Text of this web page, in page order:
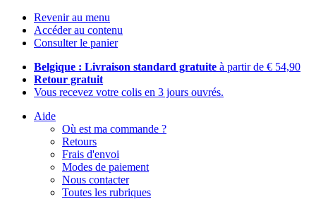
Revenir au menu
Accéder au contenu
Consulter le panier
Belgique : Livraison standard gratuite à partir de € 54,90
Retour gratuit
Vous recevez votre colis en 3 jours ouvrés.
Aide
Où est ma commande ?
Retours
Frais d'envoi
Modes de paiement
Nous contacter
Toutes les rubriques